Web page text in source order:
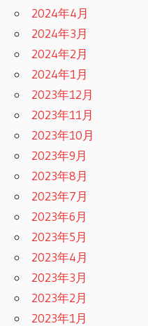
2024年4月
2024年3月
2024年2月
2024年1月
2023年12月
2023年11月
2023年10月
2023年9月
2023年8月
2023年7月
2023年6月
2023年5月
2023年4月
2023年3月
2023年2月
2023年1月